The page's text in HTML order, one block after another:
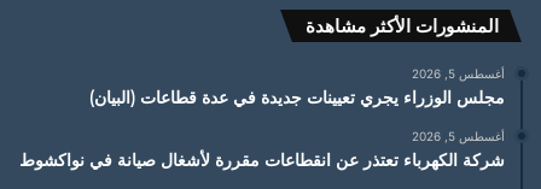
المنشورات الأكثر مشاهدة
أغسطس 5, 2026
مجلس الوزراء يجري تعيينات جديدة في عدة قطاعات (البيان)
أغسطس 5, 2026
شركة الكهرباء تعتذر عن انقطاعات مقررة لأشغال صيانة في نواكشوط